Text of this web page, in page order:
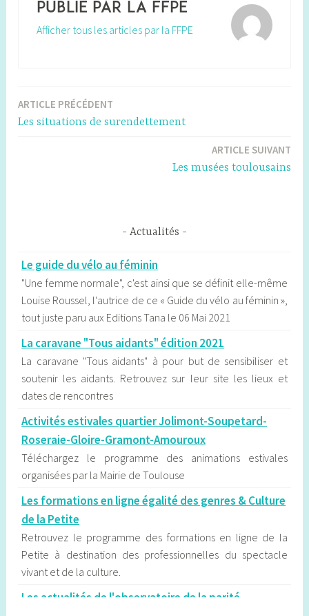
Publié par la FFPE
Afficher tous les articles par la FFPE
Navigation
ARTICLE PRÉCÉDENT
Les situations de surendettement
ARTICLE SUIVANT
Les musées toulousains
Actualités
Le guide du vélo au féminin
"Une femme normale", c'est ainsi que se définit elle-même
Louise Roussel, l'autrice de ce « Guide du vélo au féminin »,
tout juste paru aux Editions Tana le 06 Mai 2021
La caravane "Tous aidants" édition 2021
La caravane "Tous aidants" à pour but de sensibiliser et
soutenir les aidants. Retrouvez sur leur site les lieux et
dates de rencontres
Activités estivales quartier Jolimont-Soupetard-
Roseraie-Gloire-Gramont-Amouroux
Téléchargez le programme des animations estivales
organisées par la Mairie de Toulouse
Les formations en ligne égalité des genres & Culture
de la Petite
Retrouvez le programme des formations en ligne de la
Petite à destination des professionnelles du spectacle
vivant et de la culture.
Les actualités de l'observatoire de la parité